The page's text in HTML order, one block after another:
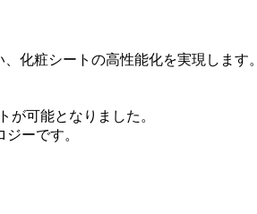
化粧シートの高性能化を実現します。
が可能となりました。
ーです。